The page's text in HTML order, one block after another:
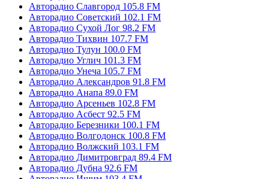
Авторадио Славгород 105.8 FM
Авторадио Советский 102.1 FM
Авторадио Сухой Лог 98.2 FM
Авторадио Тихвин 107.7 FM
Авторадио Тулун 100.0 FM
Авторадио Углич 101.3 FM
Авторадио Унеча 105.7 FM
Авторадио Александров 91.8 FM
Авторадио Анапа 89.0 FM
Авторадио Арсеньев 102.8 FM
Авторадио Асбест 92.5 FM
Авторадио Березники 100.1 FM
Авторадио Волгодонск 100.8 FM
Авторадио Волжский 103.1 FM
Авторадио Димитровград 89.4 FM
Авторадио Дубна 92.6 FM